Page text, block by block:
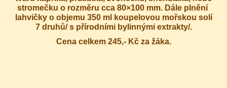
stromečku o rozměru cca 80×100 mm. Dále plnění
lahvičky o objemu 350 ml koupelovou mořskou solí
7 druhů/ s přírodními bylinnými extrakty/.
Cena celkem 245,- Kč za žáka.